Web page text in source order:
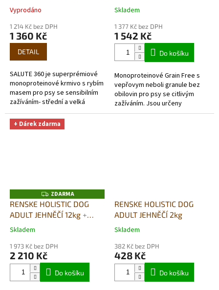
Průměrné
produktu
je
hvězdiček.
Vyprodáno
1 214 Kč bez DPH
1 360 Kč
DETAIL
SALUTE 360 je superprémiové
monoproteinové krmivo s rybím
masem pro psy se sensibilním
zažíváním- střední a velká
plemena.Je výjimečné použitím
jediného zdroje živočišných...
med/max 12Kg
Průměrné
produktu
je
hvězdiček.
Skladem
1 377 Kč bez DPH
1 542 Kč
Do košíku
Monoproteinové Grain Free s
vepřovym neboli granule bez
obilovin pro psy se citlivým
zažíváním. Jsou určeny
pejskům s alergií či
+ Dárek zdarma
Z
D
A
R
ZDARMA
RENSKE HOLISTIC DOG
ADULT JEHNĚČÍ 12kg +
SUŠENÉ MASO bez
ZDARMA
Průměrné
produktu
je
Skladem
1 973 Kč bez DPH
2 210 Kč
Do košíku
RENSKE HOLISTIC DOG
ADULT JEHNĚČÍ 2kg
Průměrné
produktu
je
Skladem
382 Kč bez DPH
428 Kč
Do košíku